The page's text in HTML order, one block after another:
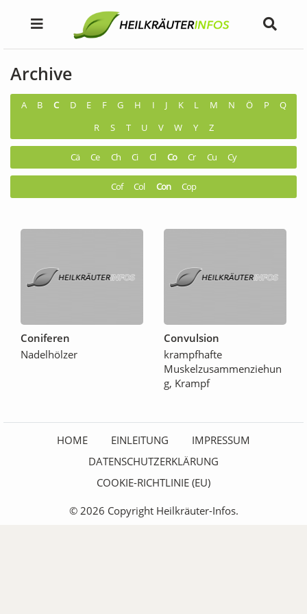
Archive
A B C D E F G H I J K L M N Ö P
Q
R
S T U V W Y Z
Cä Ce Ch Ci Cl Co Cr Cu Cy
Cof Col Con Cop
Coniferen
Nadelhölzer
Convulsion
krampfhafte
Muskelzusammenziehun
g, Krampf
HOME EINLEITUNG
IMPRESSUM
DATENSCHUTZERKLÄRUNG
COOKIE-RICHTLINIE (EU)
© 2026 Copyright Heilkräuter-Infos.